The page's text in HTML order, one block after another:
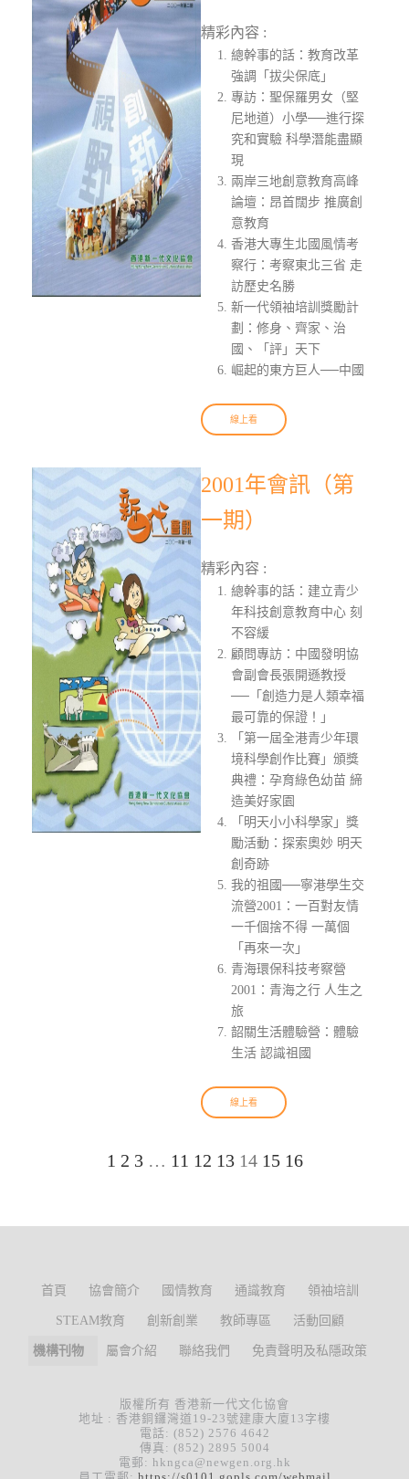
精彩內容 :
總幹事的話：教育改革
強調「拔尖保底」
專訪：聖保羅男女（堅
尼地道）小學──進行探
究和實驗 科學潛能盡顯
現
兩岸三地創意教育高峰
論壇：昂首闊步 推廣創
意教育
香港大專生北國風情考
察行：考察東北三省 走
訪歷史名勝
新一代領袖培訓獎勵計
劃：修身、齊家、治
國、「評」天下
崛起的東方巨人──中國
線上看
2001年會訊（第
一期）
精彩內容 :
總幹事的話：建立青少
年科技創意教育中心 刻
不容緩
顧問專訪：中國發明協
會副會長張開遜教授
──「創造力是人類幸福
最可靠的保證！」
「第一屆全港青少年環
境科學創作比賽」頒獎
典禮：孕育綠色幼苗 締
造美好家園
「明天小小科學家」獎
勵活動：探索奧妙 明天
創奇跡
我的祖國──寧港學生交
流營2001：一百對友情
一千個捨不得 一萬個
「再來一次」
青海環保科技考察營
2001：青海之行 人生之
旅
韶關生活體驗營：體驗
生活 認識祖國
線上看
1 2 3 … 11 12 13 14 15 16
首頁 協會簡介 國情教育 通識教育 領袖培訓
STEAM教育 創新創業 教師專區 活動回顧
機構刊物 屬會介紹 聯絡我們 免責聲明及私隱政策
版權所有 香港新一代文化協會
地址 : 香港銅鑼灣道19-23號建康大廈13字樓
電話: (852) 2576 4642
傳真: (852) 2895 5004
電郵: hkngca@newgen.org.hk